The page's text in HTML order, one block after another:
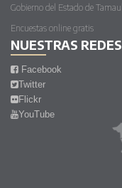
Gobierno del Estado de
Encuestas online gratis
NUESTRAS
Facebook
Twitter
Flickr
YouTube